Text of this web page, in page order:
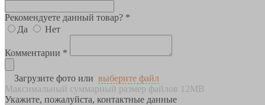
Рекомендуете данный товар? *
Да
Нет
Комментарии *
Загрузите фото или выберите файл
Максимальный суммарный размер файлов 12MB
Укажите, пожалуйста, контактные данные